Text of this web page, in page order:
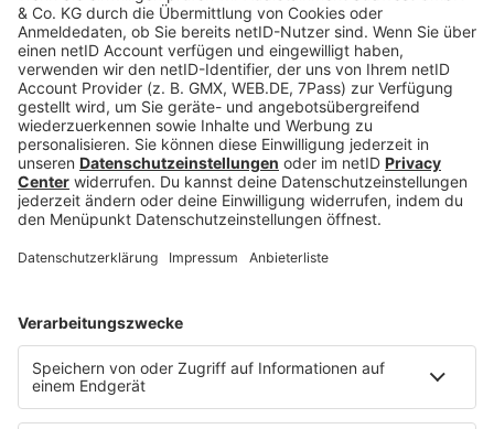
Jetzt abspielen
Es läuft: